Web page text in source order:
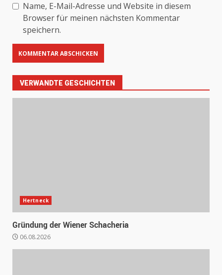
Name, E-Mail-Adresse und Website in diesem
Browser für meinen nächsten Kommentar
speichern.
VERWANDTE GESCHICHTEN
Hertneck
Gründung der Wiener Schacheria
06.08.2026